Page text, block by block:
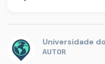
Universidade
AUTOR